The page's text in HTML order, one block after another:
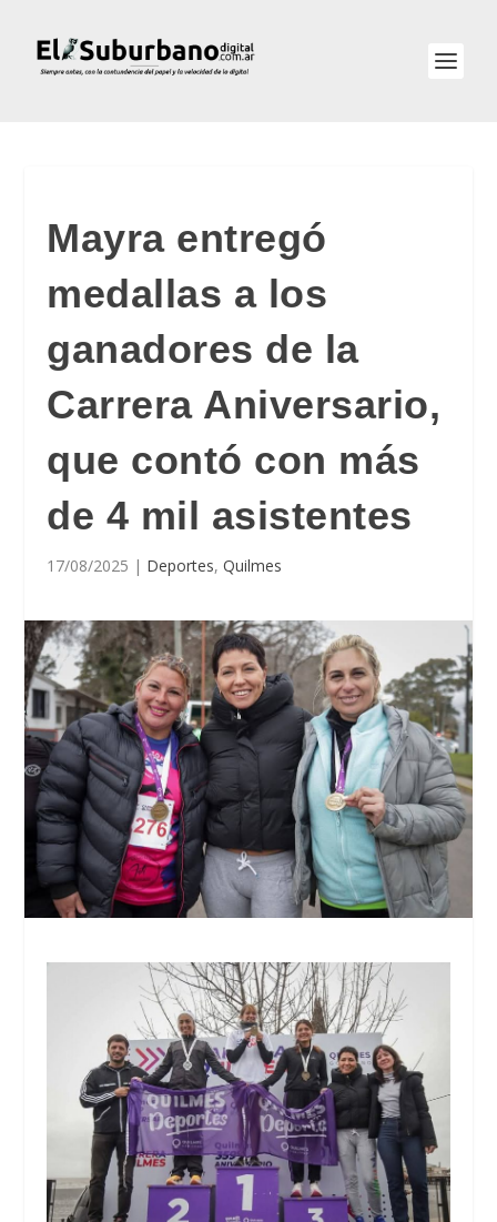
Mayra entregó
medallas a los
ganadores de la
Carrera Aniversario,
que contó con más
de 4 mil asistentes
17/08/2025 | Deportes,Quilmes